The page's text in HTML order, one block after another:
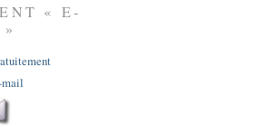
« E-
mail